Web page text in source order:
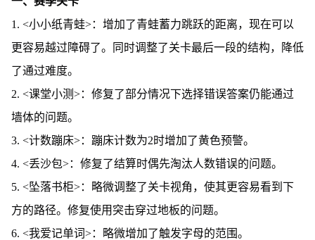
1. <小小纸青蛙>：增加了青蛙蓄力跳跃的距离，现在可以
更容易越过障碍了。同时调整了关卡最后一段的结构，降低
了通过难度。
2. <课堂小测>：修复了部分情况下选择错误答案仍能通过
墙体的问题。
3. <计数蹦床>：蹦床计数为2时增加了黄色预警。
4. <丢沙包>：修复了结算时偶先淘汰人数错误的问题。
5. <坠落书柜>：略微调整了关卡视角，使其更容易看到下
方的路径。修复使用突击穿过地板的问题。
6. <我爱记单词>：略微增加了触发字母的范围。